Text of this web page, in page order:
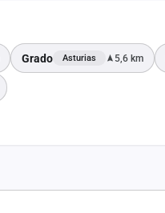
Grado Asturias 5,6 km